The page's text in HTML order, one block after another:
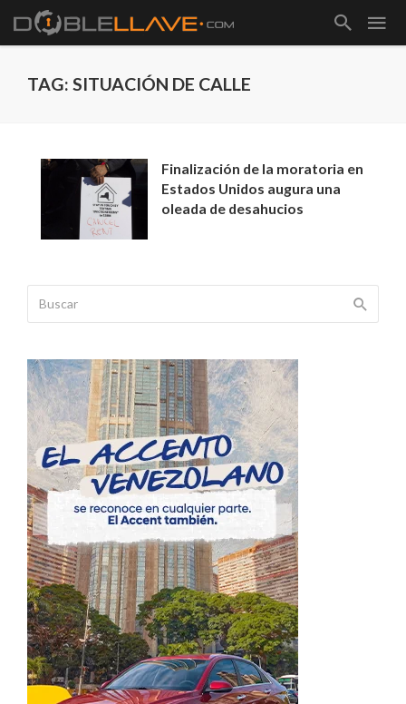
TAG: SITUACIÓN DE CALLE
Finalización de la moratoria en
Estados Unidos augura una
oleada de desahucios